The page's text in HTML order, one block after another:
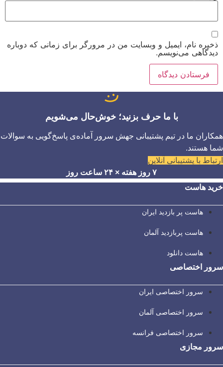
ذخیره نام، ایمیل و وبسایت من در مرورگر برای زمانی که دوباره
دیدگاهی می‌نویسم.
با ما حرف بزنید؛ خوش‌حال می‌شویم
همکاران ما در تیم پشتیبانی جهش سرور آماده‌ی پاسخ‌گویی به سوالات
شما هستند.
ارتباط با پشتیبانی آنلاین
۷ روز هفته × ۲۴ ساعت روز
خرید هاست
هاست پر بازدید ایران
هاست پربازدید آلمان
هاست دانلود
سرور اختصاصی
سرور اختصاصی ایران
سرور اختصاصی آلمان
سرور اختصاصی فرانسه
سرور مجازی